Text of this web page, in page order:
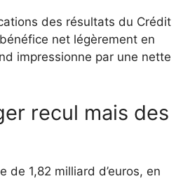
des résultats du Crédit
net légèrement en
impressionne par une nette
recul mais des
1,82 milliard d’euros, en